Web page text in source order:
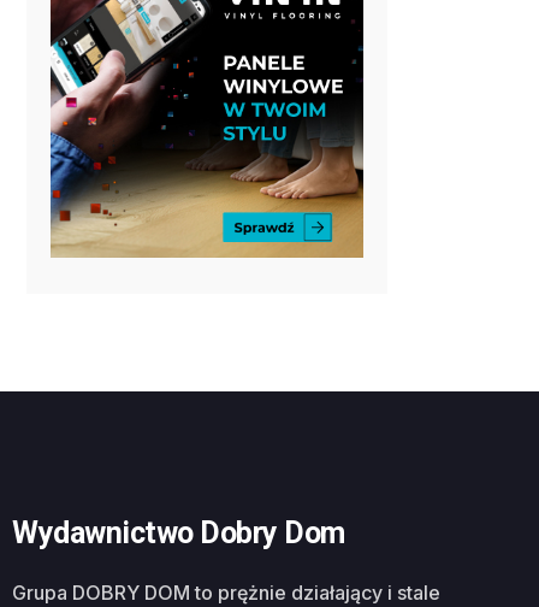
Wydawnictwo Dobry Dom
Grupa DOBRY DOM to prężnie działający i stale